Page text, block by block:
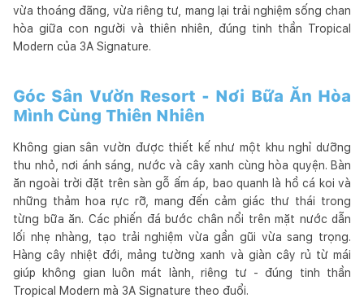
vừa thoáng đãng, vừa riêng tư, mang lại trải nghiệm sống chan
hòa giữa con người và thiên nhiên, đúng tinh thần Tropical
Modern của 3A Signature.
Góc Sân Vườn Resort - Nơi Bữa Ăn Hòa
Mình Cùng Thiên Nhiên
Không gian sân vườn được thiết kế như một khu nghỉ dưỡng
thu nhỏ, nơi ánh sáng, nước và cây xanh cùng hòa quyện. Bàn
ăn ngoài trời đặt trên sàn gỗ ấm áp, bao quanh là hồ cá koi và
những thảm hoa rực rỡ, mang đến cảm giác thư thái trong
từng bữa ăn. Các phiến đá bước chân nổi trên mặt nước dẫn
lối nhẹ nhàng, tạo trải nghiệm vừa gần gũi vừa sang trọng.
Hàng cây nhiệt đới, mảng tường xanh và giàn cây rủ từ mái
giúp không gian luôn mát lành, riêng tư - đúng tinh thần
Tropical Modern mà 3A Signature theo đuổi.